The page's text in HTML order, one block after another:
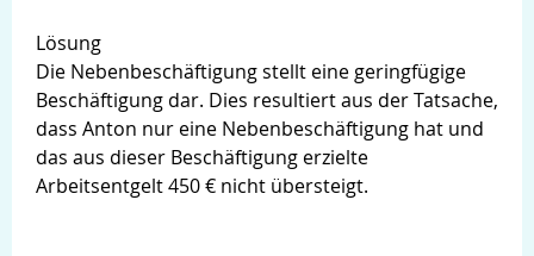
Lösung
Die Nebenbeschäftigung stellt eine geringfügige
Beschäftigung dar. Dies resultiert aus der Tatsache,
dass Anton nur eine Nebenbeschäftigung hat und
das aus dieser Beschäftigung erzielte
Arbeitsentgelt 450 € nicht übersteigt.